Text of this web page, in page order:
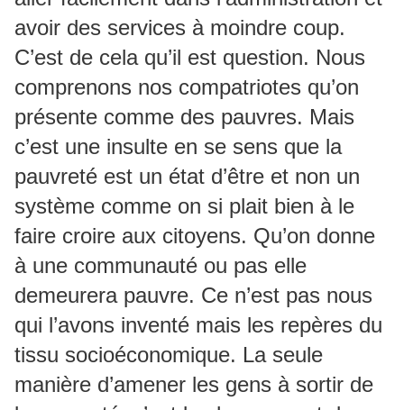
avoir des services à moindre coup.
C’est de cela qu’il est question. Nous
comprenons nos compatriotes qu’on
présente comme des pauvres. Mais
c’est une insulte en se sens que la
pauvreté est un état d’être et non un
système comme on si plait bien à le
faire croire aux citoyens. Qu’on donne
à une communauté ou pas elle
demeurera pauvre. Ce n’est pas nous
qui l’avons inventé mais les repères du
tissu socioéconomique. La seule
manière d’amener les gens à sortir de